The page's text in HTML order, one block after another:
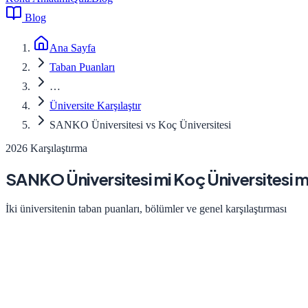
Blog
Ana Sayfa
Taban Puanları
…
Üniversite Karşılaştır
SANKO Üniversitesi vs Koç Üniversitesi
2026 Karşılaştırma
SANKO ÜniversitesimiKoç Üniversitesi
İki üniversitenin taban puanları, bölümler ve genel karşılaştırması